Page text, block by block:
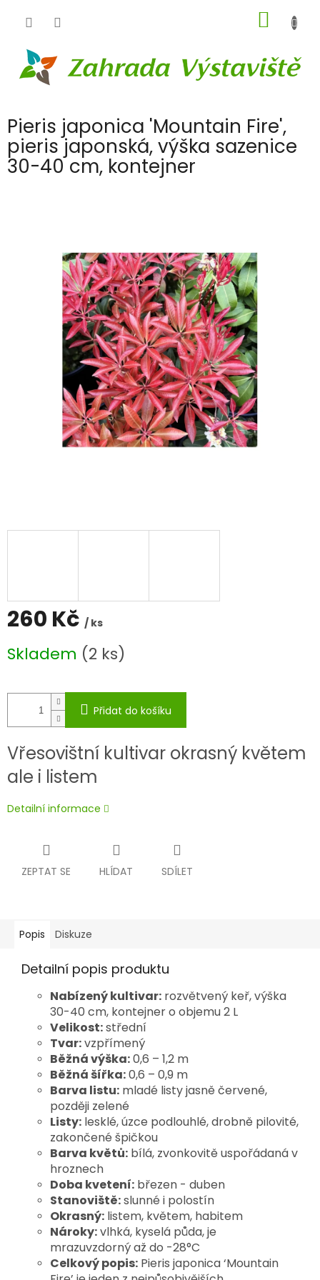
KOŠÍK
Pieris japonica 'Mountain Fire',
pieris japonská, výška sazenice
30-40 cm, kontejner
260 Kč / ks
cena:
Skladem (2 ks)
Přidat do košíku
Vřesovištní kultivar okrasný květem
ale i listem
Detailní informace
ZEPTAT SE HLÍDAT SDÍLET
Popis Diskuze
Detailní popis produktu
Nabízený kultivar: rozvětvený keř, výška
30-40 cm, kontejner o objemu 2 L
Velikost:střední
Tvar:vzpřímený
Běžná výška:0,6 – 1,2 m
Běžná šířka:0,6 – 0,9 m
Barva listu: mladé listy jasně červené,
později zelené
Listy: lesklé, úzce podlouhlé, drobně pilovité,
zakončené špičkou
Barva květů: bílá, zvonkovitě uspořádaná v
hroznech
Doba kvetení: březen - duben
Stanoviště:slunné i polostín
Okrasný: listem, květem, habitem
Nároky:vlhká, kyselá půda, je
mrazuvzdorný až do -28°C
Celkový popis: Pieris japonica ‘Mountain